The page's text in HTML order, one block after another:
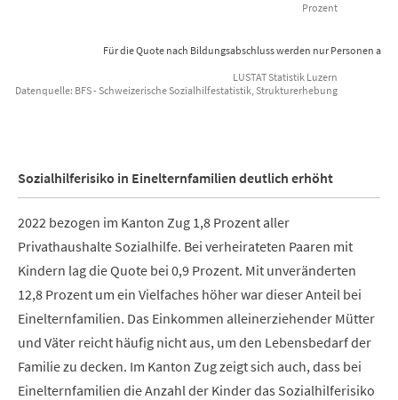
Für die Quote nach Bildungsabschluss werden nur Personen ab
Prozent
LUSTAT Statistik Luzern
Datenquelle: BFS - Schweizerische Sozialhilfestatistik, Strukturerhebung
Sozialhilferisiko in Einelternfamilien deutlich erhöht
2022 bezogen im Kanton Zug 1,8 Prozent aller
Privathaushalte Sozialhilfe. Bei verheirateten Paaren mit
Kindern lag die Quote bei 0,9 Prozent. Mit unveränderten
12,8 Prozent um ein Vielfaches höher war dieser Anteil bei
Einelternfamilien. Das Einkommen alleinerziehender Mütter
und Väter reicht häufig nicht aus, um den Lebensbedarf der
Familie zu decken. Im Kanton Zug zeigt sich auch, dass bei
Einelternfamilien die Anzahl der Kinder das Sozialhilferisiko